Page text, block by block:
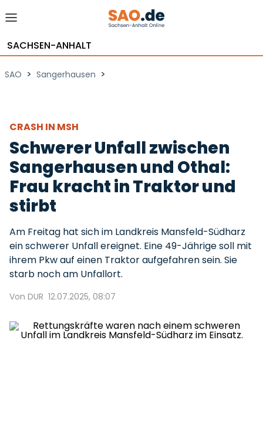
SACHSEN-ANHALT
SAO > Sangerhausen >
CRASH IN MSH
Schwerer Unfall zwischen
Sangerhausen und Othal:
Frau kracht in Traktor und
stirbt
Am Freitag hat sich im Landkreis Mansfeld-Südharz
ein schwerer Unfall ereignet. Eine 49-Jährige soll mit
ihrem Pkw auf einen Traktor aufgefahren sein. Sie
starb noch am Unfallort.
Von DUR 12.07.2025, 08:07